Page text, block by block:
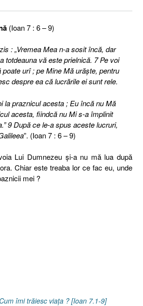
(Ioan 7 : 6 – 9)
: „Vremea Mea n-a sosit încă, dar
totdeauna vă este prielnică. 7 Pe voi
poate urî ; pe Mine Mă urăşte, pentru
despre ea că lucrările ei sunt rele.
la praznicul acesta ; Eu încă nu Mă
acesta, fiindcă nu Mi s-a împlinit
9 După ce le-a spus aceste lucruri,
”. (Ioan 7 : 6 – 9)
Lui Dumnezeu şi-a nu mă lua după
Chiar este treaba lor ce fac eu, unde
mei ?
Cum îmi trăiesc viaţa ? [Ioan 7.1-9]